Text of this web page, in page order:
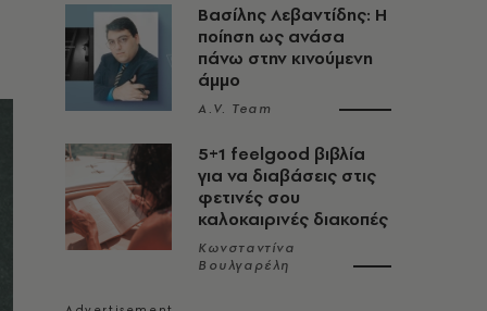
Βασίλης Λεβαντίδης: Η
ποίηση ως ανάσα
πάνω στην κινούμενη
άμμο
A.V. Team
5+1 feelgood βιβλία
για να διαβάσεις στις
φετινές σου
καλοκαιρινές διακοπές
Κωνσταντίνα
Βουλγαρέλη